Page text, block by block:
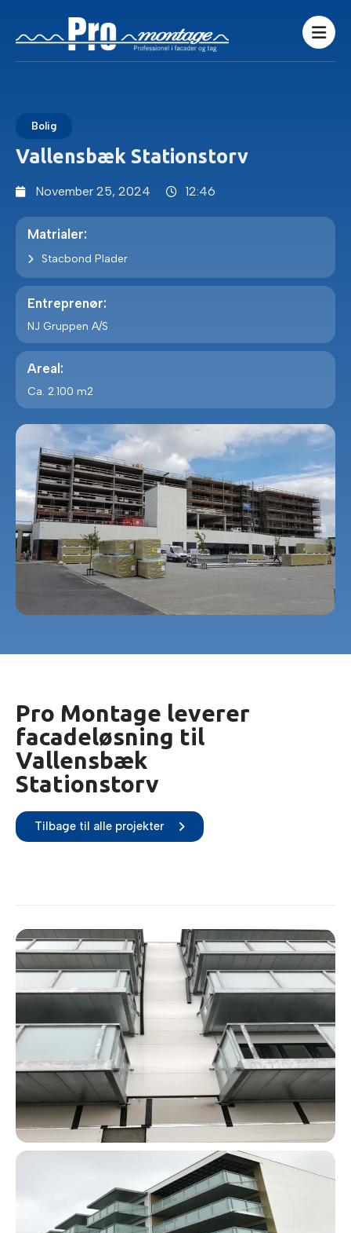
Bolig
Vallensbæk Stationstorv
November 25, 2024 12:46
Matrialer:
Stacbond Plader
Entreprenør:
NJ Gruppen A/S
Areal:
Ca. 2.100 m2
Pro Montage leverer
facadeløsning til
Vallensbæk
Stationstorv
Tilbage til alle projekter